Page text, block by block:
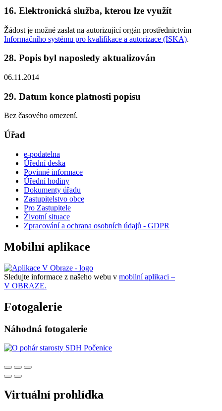
16. Elektronická služba, kterou lze využít
Žádost je možné zaslat na autorizující orgán prostřednictvím
Informačního systému pro kvalifikace a autorizace (ISKA).
28. Popis byl naposledy aktualizován
06.11.2014
29. Datum konce platnosti popisu
Bez časového omezení.
Úřad
e-podatelna
Úřední deska
Povinné informace
Úřední hodiny
Dokumenty úřadu
Zastupitelstvo obce
Pro Zastupitele
Životní situace
Zpracování a ochrana osobních údajů - GDPR
Mobilní aplikace
Sledujte informace z našeho webu v mobilní aplikaci –
V OBRAZE.
Fotogalerie
Náhodná fotogalerie
Virtuální prohlídka